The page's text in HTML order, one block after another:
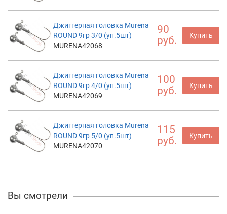
Джиггерная головка Murena
ROUND 9гр 3/0 (уп.5шт)
MURENA42068
90
руб.
Купить
Джиггерная головка Murena
ROUND 9гр 4/0 (уп.5шт)
MURENA42069
100
руб.
Купить
Джиггерная головка Murena
ROUND 9гр 5/0 (уп.5шт)
MURENA42070
115
руб.
Купить
Вы смотрели